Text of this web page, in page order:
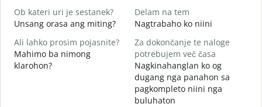
Ob kateri uri je sestanek?
Unsang orasa ang miting?
Delam na tem
Nagtrabaho ko niini
Ali lahko prosim pojasnite?
Mahimo ba nimong
klarohon?
Za dokončanje te naloge
potrebujem več časa
Nagkinahanglan ko og
dugang nga panahon sa
pagkompleto niini nga
buluhaton